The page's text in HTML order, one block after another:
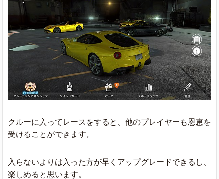
クルーに入ってレースをすると、他のプレイヤーも恩恵を
受けることができます。
入らないよりは入った方が早くアップグレードできるし、
楽しめると思います。